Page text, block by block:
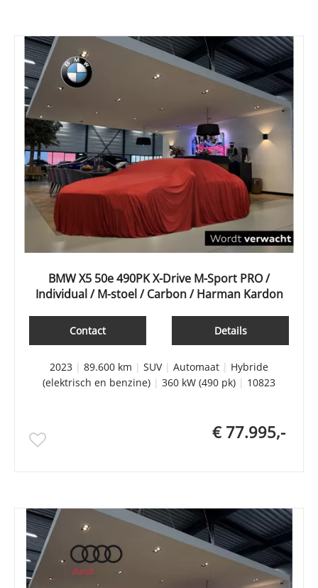
BMW X5 50e 490PK X-Drive M-Sport PRO /
Individual / M-stoel / Carbon / Harman Kardon
Details
Contact
2023 | 89.600 km | SUV| Automaat | Hybride
(elektrisch en benzine) | 360 kW (490 pk) | 10823
€ 77.995,-